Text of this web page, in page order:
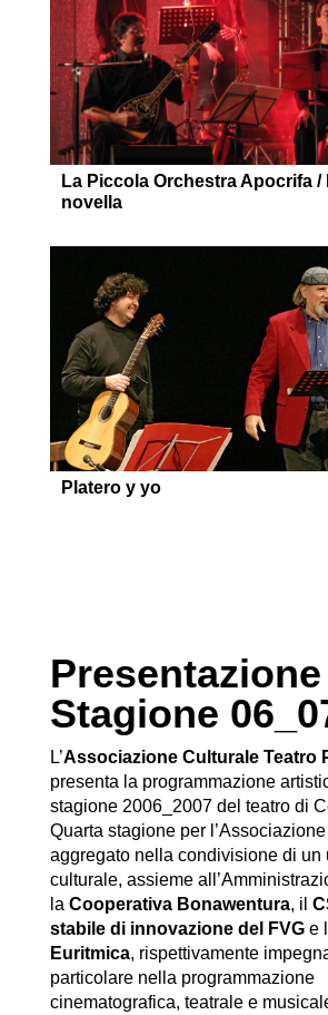
La Piccola Orchestra Apocrifa /
novella
Platero y yo
Presentazione
Stagione
L’Associazione Culturale Teatro
presenta la programmazione
stagione 2006_2007 del teatro di
Quarta stagione per
aggregato nella condivisione di un
culturale, assieme
la Cooperativa Bonawentura, il
stabile di innovazione del FVGe
Euritmica, rispettivamente
particolare nella programmazione
cinematografica, teatrale e